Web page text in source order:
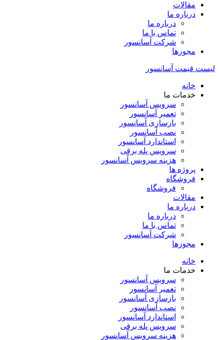
مقالات
درباره ما
درباره ما
تماس با ما
شرکت آسانسور
مجوزها
لیست قیمت آسانسور
خانه
خدمات ما
سرویس آسانسور
تعمیر آسانسور
بازسازی آسانسور
نصب آسانسور
استاندارد آسانسور
سرویس پله برقی
هزینه سرویس آسانسور
پروژه ها
فروشگاه
فروشگاه
مقالات
درباره ما
درباره ما
تماس با ما
شرکت آسانسور
مجوزها
خانه
خدمات ما
سرویس آسانسور
تعمیر آسانسور
بازسازی آسانسور
نصب آسانسور
استاندارد آسانسور
سرویس پله برقی
هزینه سرویس آسانسور